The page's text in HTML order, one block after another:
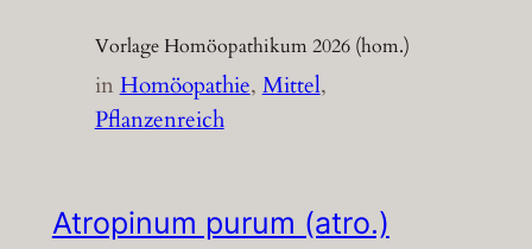
Vorlage Homöopathikum 2026 (hom.)
inHomöopathie, Mittel
Pflanzenreich
Atropinum purum (atro.)